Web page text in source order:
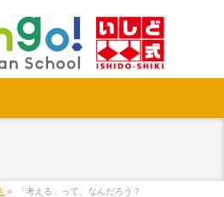
» 「考える」って、なんだろう？